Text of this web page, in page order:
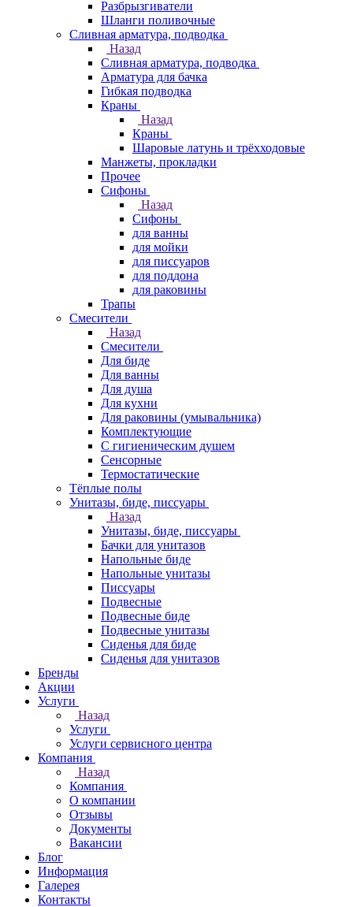
Разбрызгиватели
Шланги поливочные
Сливная арматура, подводка
Назад
Сливная арматура, подводка
Арматура для бачка
Гибкая подводка
Краны
Назад
Краны
Шаровые латунь и трёхходовые
Манжеты, прокладки
Прочее
Сифоны
Назад
Сифоны
для ванны
для мойки
для писсуаров
для поддона
для раковины
Трапы
Смесители
Назад
Смесители
Для биде
Для ванны
Для душа
Для кухни
Для раковины (умывальника)
Комплектующие
С гигиеническим душем
Сенсорные
Термостатические
Тёплые полы
Унитазы, биде, писсуары
Назад
Унитазы, биде, писсуары
Бачки для унитазов
Напольные биде
Напольные унитазы
Писсуары
Подвесные
Подвесные биде
Подвесные унитазы
Сиденья для биде
Сиденья для унитазов
Бренды
Акции
Услуги
Назад
Услуги
Услуги сервисного центра
Компания
Назад
Компания
О компании
Отзывы
Документы
Вакансии
Блог
Информация
Галерея
Контакты